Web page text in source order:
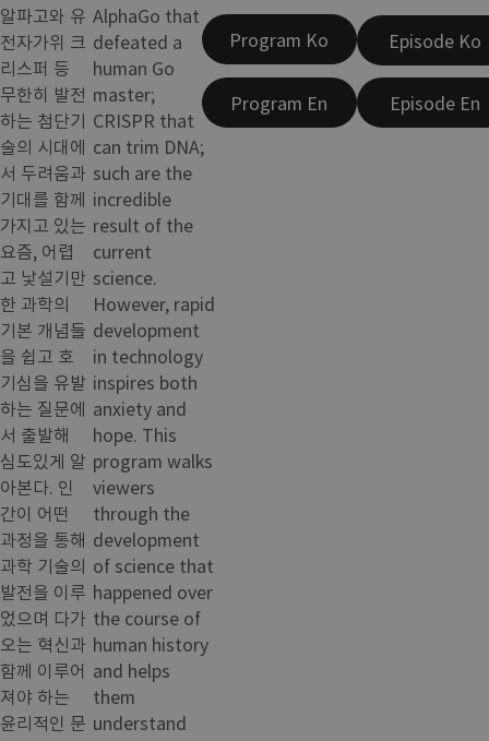
알파고와 유
전자가위 크
리스퍼 등
무한히 발전
하는 첨단기
술의 시대에
서 두려움과
기대를 함께
가지고 있는
요즘, 어렵
고 낯설기만
한 과학의
기본 개념들
을 쉽고 호
기심을 유발
하는 질문에
서 출발해
심도있게 알
아본다. 인
간이 어떤
과정을 통해
과학 기술의
발전을 이루
었으며 다가
오는 혁신과
함께 이루어
져야 하는
윤리적인 문
AlphaGo that
defeated a
human Go
master;
CRISPR that
can trim DNA;
such are the
incredible
result of the
current
science.
However, rapid
development
in technology
inspires both
anxiety and
hope. This
program walks
viewers
through the
development
of science that
happened over
the course of
human history
and helps
them
understand
Program Ko
Program En
Episode Ko
Episode En